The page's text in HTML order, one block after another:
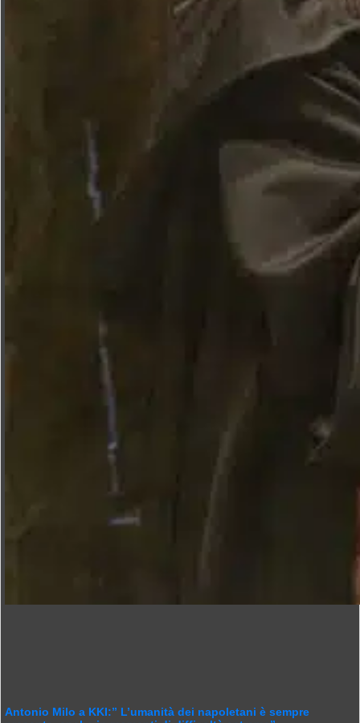
Antonio Milo a KKI:” L’umanità dei napoletani è sempre